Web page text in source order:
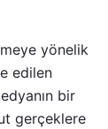
yönelik
edilen
bir
gerçeklere